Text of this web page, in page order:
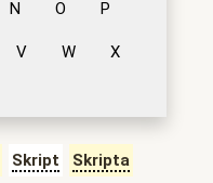
N O P
V W X
Skript
Skripta